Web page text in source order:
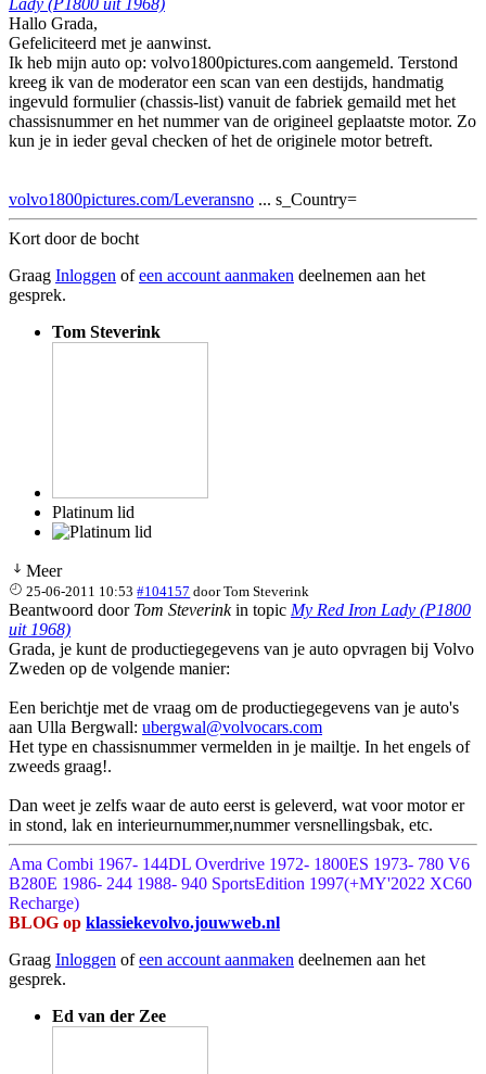
Lady (P1800 uit 1968)
Hallo Grada,
Gefeliciteerd met je aanwinst.
Ik heb mijn auto op: volvo1800pictures.com aangemeld. Terstond
kreeg ik van de moderator een scan van een destijds, handmatig
ingevuld formulier (chassis-list) vanuit de fabriek gemaild met het
chassisnummer en het nummer van de origineel geplaatste motor. Zo
kun je in ieder geval checken of het de originele motor betreft.
volvo1800pictures.com/Leveransno ... s_Country=
Kort door de bocht
Graag Inloggen ofeen account aanmaken deelnemen aan het
gesprek.
Tom Steverink
Platinum lid
Meer
25-06-2011 10:53 #104157 doorTom Steverink
Beantwoord door Tom Steverinkin topic My Red Iron Lady (P1800
uit 1968)
Grada, je kunt de productiegegevens van je auto opvragen bij Volvo
Zweden op de volgende manier:
Een berichtje met de vraag om de productiegegevens van je auto's
aan Ulla Bergwall: ubergwal@volvocars.com
Het type en chassisnummer vermelden in je mailtje. In het engels of
zweeds graag!.
Dan weet je zelfs waar de auto eerst is geleverd, wat voor motor er
in stond, lak en interieurnummer,nummer versnellingsbak, etc.
Ama Combi 1967- 144DL Overdrive 1972- 1800ES 1973- 780 V6
B280E 1986- 244 1988- 940 SportsEdition 1997(+MY'2022 XC60
Recharge)
BLOG op klassiekevolvo.jouwweb.nl
Graag Inloggen ofeen account aanmaken deelnemen aan het
gesprek.
Ed van der Zee